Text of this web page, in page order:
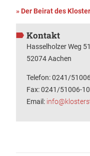
» Der Beirat des
Kontakt
Hasselholzer Weg 51
52074 Aachen
Telefon: 0241/
Fax: 0241/51006-
Email: